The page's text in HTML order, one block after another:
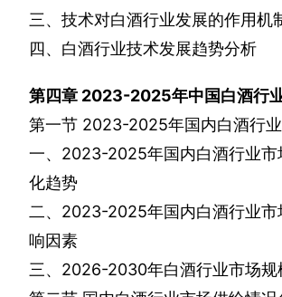
三、技术对白酒行业发展的作用机
四、白酒行业技术发展趋势分析
第四章 2023-2025年中国白酒行
第一节 2023-2025年国内白酒行
一、 2023-2025年国内白酒行业
化趋势
二、 2023-2025年国内白酒行业
响因素
三、 2026-2030年白酒行业市场规